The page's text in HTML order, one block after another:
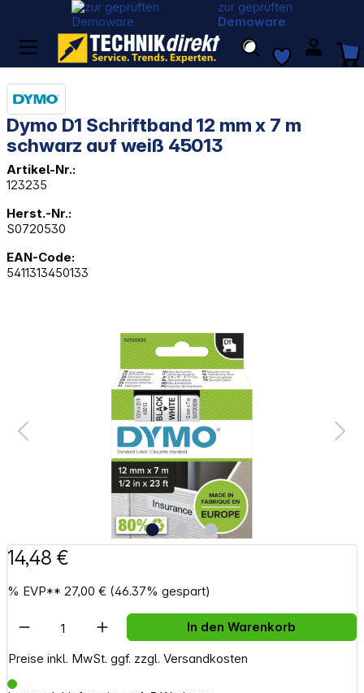
zur geprüften
Demoware
Dymo D1 Schriftband 12 mm x 7 m
schwarz auf weiß 45013
Artikel-Nr.:
123235
Herst.-Nr.:
S0720530
EAN-Code:
5411313450133
Bildergalerie überspringen
14,48 €
% EVP**27,00 € (46.37% gespart)
Preise inkl. MwSt. ggf. zzgl. Versandkosten
Artikel Anzahl: Gib den gewünschten
In den Warenkorb